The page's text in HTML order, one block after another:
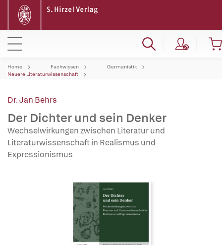
Home Fachwissen
Germanistik
Neuere Literaturwissenschaft
Dr. Jan Behrs
Der Dichter und sein Denker
Wechselwirkungen zwischen Literatur und
Literaturwissenschaft in Realismus und
Expressionismus